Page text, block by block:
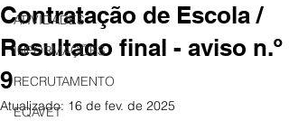
ATIVIDADES
INFORMAÇÕES
RECRUTAMENTO
EQAVET
Contratação de Escola /
Resultado final - aviso n.º
9
Atualizado: 16 de fev. de 2025